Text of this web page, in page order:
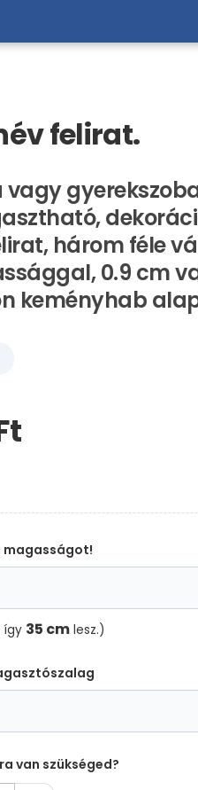
felirat.
vagy
három féle
0.9 cm
keményhab
magasságot!
így 35 cm lesz.)
van szükséged?